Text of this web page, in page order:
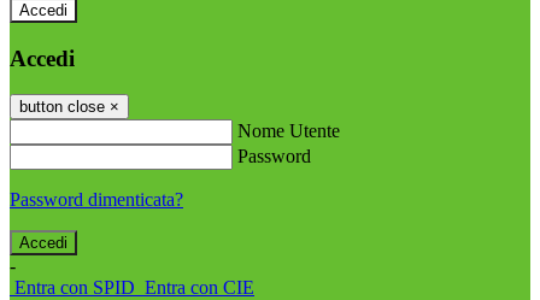
Accedi
Accedi
button close ×
Nome Utente
Password
Password dimenticata?
-
Entra con SPID Entra con CIE